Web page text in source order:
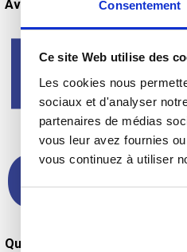
Consentement
Ce site Web utilise des
Les cookies nous
sociaux et d'analyser
partenaires de médias
vous leur avez fournies
vous continuez à utiliser
Avantages :
Qualifications et diplômes :